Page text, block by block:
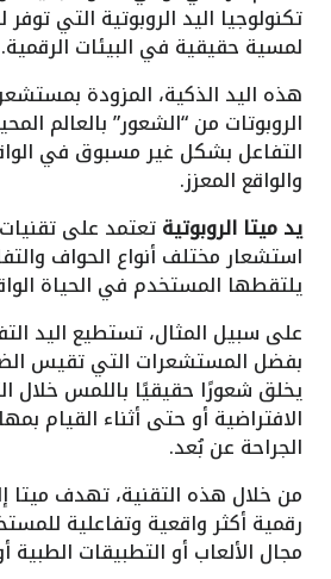
تكنولوجيا اليد الروبوتية التي
لمسية حقيقية في البيئات الرقمية.
هذه اليد الذكية، المزودة
الروبوتات من “الشعور” بالعالم
التفاعل بشكل غير مسبوق في
والواقع المعزز.
يد ميتا الروبوتيةتعتمد على
استشعار مختلف أنواع الحواف
يلتقطها المستخدم في الحياة
على سبيل المثال، تستطيع اليد
بفضل المستشعرات التي تقيس
يخلق شعورًا حقيقيًا باللمس خلال
الافتراضية أو حتى أثناء القيام
الجراحة عن بُعد.
من خلال هذه التقنية، تهدف ميتا
رقمية أكثر واقعية وتفاعلية
مجال الألعاب أو التطبيقات الطبية